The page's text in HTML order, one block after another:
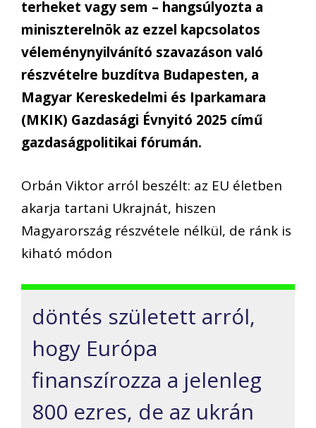
terheket vagy sem – hangsúlyozta a
miniszterelnök az ezzel kapcsolatos
véleménynyilvánító szavazáson való
részvételre buzdítva Budapesten, a
Magyar Kereskedelmi és Iparkamara
(MKIK) Gazdasági Évnyitó 2025 című
gazdaságpolitikai fórumán.
Orbán Viktor arról beszélt: az EU életben
akarja tartani Ukrajnát, hiszen
Magyarország részvétele nélkül, de ránk is
kiható módon
döntés született arról,
hogy Európa
finanszírozza a jelenleg
800 ezres, de az ukrán